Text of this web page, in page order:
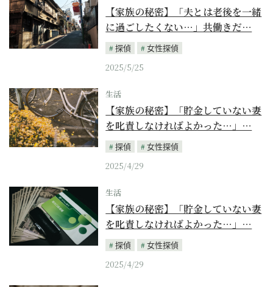
【家族の秘密】「夫とは老後を一緒
に過ごしたくない…」共働きだ…
探偵
女性探偵
2025/5/25
生活
【家族の秘密】「貯金していない妻
を叱責しなければよかった…」…
探偵
女性探偵
2025/4/29
生活
【家族の秘密】「貯金していない妻
を叱責しなければよかった…」…
探偵
女性探偵
2025/4/29